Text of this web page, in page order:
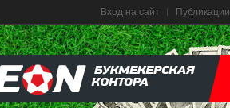
Публикации
Вход на сайт